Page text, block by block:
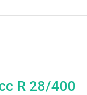
R 28/400